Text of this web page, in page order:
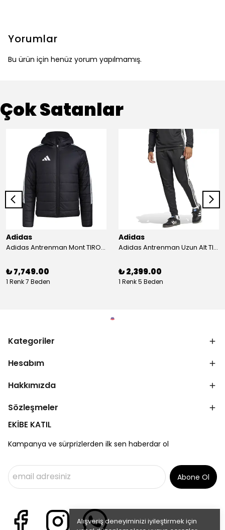
Alışveriş deneyiminizi iyileştirmek için
Yorumlar
Bu ürün için henüz yorum yapılmamış.
Çok Satanlar
Adidas
Adidas Antrenman Mont TIRO24 WINT JKT IJ7388
₺ 7,749.00
1 Renk 7 Beden
Adidas
Adidas Antrenman Uzun Alt TIRO ES PNT JD0442
₺ 2,399.00
1 Renk 5 Beden
Kategoriler
Hesabım
Hakkımızda
Sözleşmeler
EKİBE KATIL
Kampanya ve sürprizlerden ilk sen haberdar ol
Abone Ol